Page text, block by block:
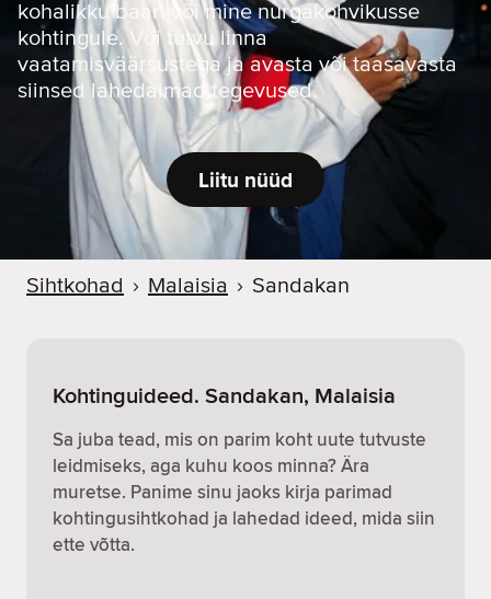
kohalikku baari või mine nurgakohvikusse
kohtingule. Või tutvu linna
vaatamisväärsustega ja avasta või taasavasta
siinsed lahedaimad tegevused.
Liitu nüüd
Sihtkohad › Malaisia › Sandakan
Kohtinguideed. Sandakan, Malaisia
Sa juba tead, mis on parim koht uute tutvuste
leidmiseks, aga kuhu koos minna? Ära
muretse. Panime sinu jaoks kirja parimad
kohtingusihtkohad ja lahedad ideed, mida siin
ette võtta.